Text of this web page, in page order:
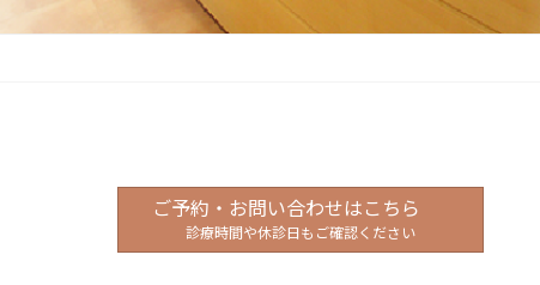
ご予約・お問い合わせはこちら
診療時間や休診日もご確認ください